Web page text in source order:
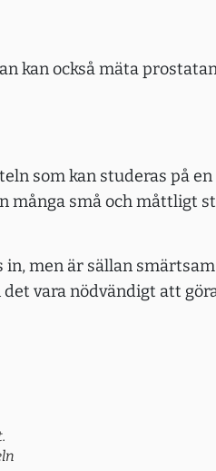
kan också mäta
som kan studeras på
små och måttligt
men är sällan
vara nödvändigt att